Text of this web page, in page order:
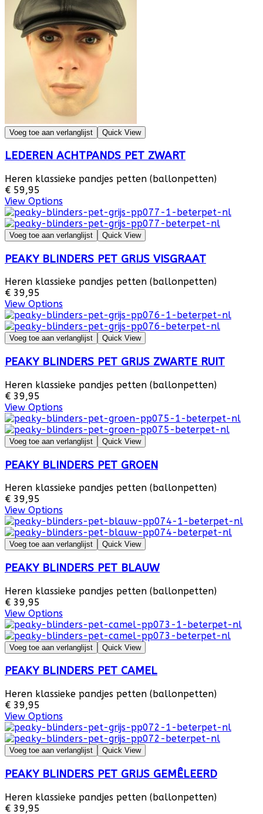
Voeg toe aan verlanglijst Quick View
LEDEREN ACHTPANDS PET ZWART
Heren klassieke pandjes petten (ballonpetten)
€ 59,95
View Options
Voeg toe aan verlanglijst Quick View
PEAKY BLINDERS PET GRIJS VISGRAAT
Heren klassieke pandjes petten (ballonpetten)
€ 39,95
View Options
Voeg toe aan verlanglijst Quick View
PEAKY BLINDERS PET GRIJS ZWARTE RUIT
Heren klassieke pandjes petten (ballonpetten)
€ 39,95
View Options
Voeg toe aan verlanglijst Quick View
PEAKY BLINDERS PET GROEN
Heren klassieke pandjes petten (ballonpetten)
€ 39,95
View Options
Voeg toe aan verlanglijst Quick View
PEAKY BLINDERS PET BLAUW
Heren klassieke pandjes petten (ballonpetten)
€ 39,95
View Options
Voeg toe aan verlanglijst Quick View
PEAKY BLINDERS PET CAMEL
Heren klassieke pandjes petten (ballonpetten)
€ 39,95
View Options
Voeg toe aan verlanglijst Quick View
PEAKY BLINDERS PET GRIJS GEMÊLEERD
Heren klassieke pandjes petten (ballonpetten)
€ 39,95